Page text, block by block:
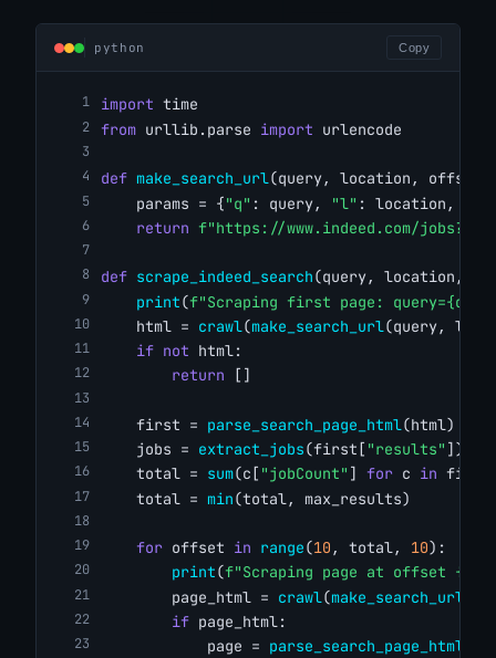
python Copy
import time
from urllib.parse import urlencode
def make_search_url(query, location,
    params = {
"q" : query, "l" : location,
return f"https://www.indeed.com/
def scrape_indeed_search(query, location,
print(f"Scraping first page:
    html =
crawl(make_search_url(query,
if not html:
return []
    first =
parse_search_page_html(html)
    jobs =
extract_jobs(first[ "results" ])
    total =
sum(c[ "jobCount" ] for c in
    total =
min(total, max_results)
for offset in range(10 , total, 10):
print(f"Scraping page at offset
        page_html =
crawl(make_search_url
if page_html:
            page =
parse_search_page_html